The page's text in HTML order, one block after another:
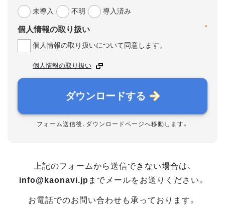
未導入
不明 導入済み
*
個人情報の取り扱い
個人情報の取り扱いについて同意します。
個人情報の取り扱い
ダウンロードする
フォーム送信後、ダウンロードページへ移動します。
上記のフォームから送信できない場合は、
info@kaonavi.jp までメールをお送りください。
お電話でのお問い合わせも承っております。